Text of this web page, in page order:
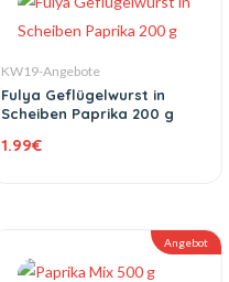
KW19-Angebote
Fulya Geflügelwurst in
Scheiben Paprika 200 g
1.99€
Angebot